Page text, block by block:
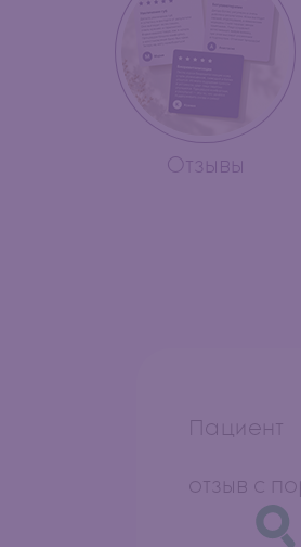
Отзывы
отзыв с
Пациент